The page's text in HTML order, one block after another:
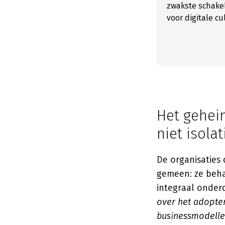
zwakste
voor digitale
Het
niet
De
gemeen: ze
integraal
over het